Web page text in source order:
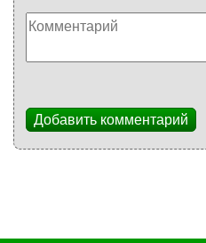
Добавить комментарий